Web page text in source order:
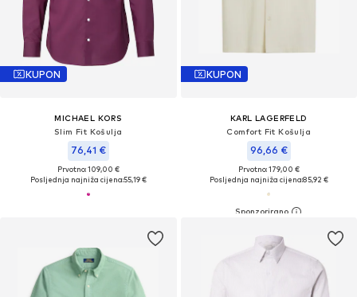
KUPON
MICHAEL KORS
Slim Fit Košulja
76,41 €
Prvotno: 109,00 €
Posljednja najniža cijena:55,19 €
KUPON
KARL LAGERFELD
Comfort Fit Košulja
96,66 €
Prvotno: 179,00 €
Posljednja najniža cijena:85,92 €